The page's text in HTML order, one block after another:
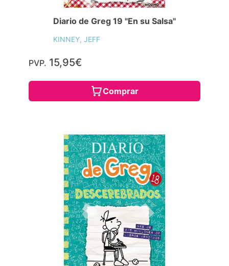
Diario de Greg 19 "En su Salsa"
KINNEY, JEFF
PVP. 15,95€
Comprar